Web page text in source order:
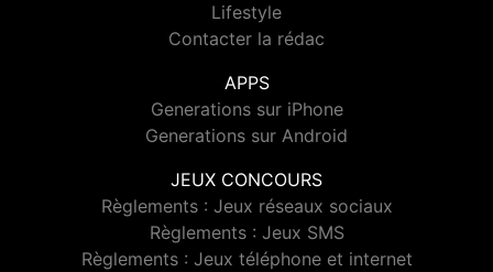
Lifestyle
Contacter la rédac
APPS
Generations sur iPhone
Generations sur Android
JEUX CONCOURS
Règlements : Jeux réseaux sociaux
Règlements : Jeux SMS
Règlements : Jeux téléphone et internet